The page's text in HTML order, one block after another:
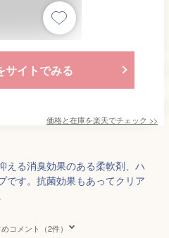
サイトでみる
価格と在庫を楽天でチェック >>
える消臭効果のある柔軟剤、ハ
です。抗菌効果もあってクリア
コメント（2件）